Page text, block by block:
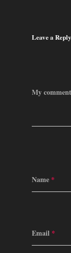
Leave a Reply
My
Name *
Email *